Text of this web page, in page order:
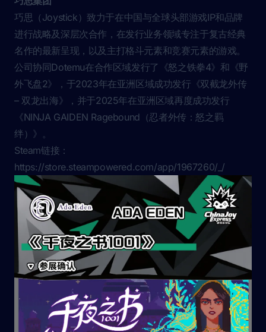
巧思（Joystick）致力于在中国与全球头部游戏IP和品牌
进行战略及深层次合作，在发行业务领域专注于复古经典
名作的最新呈现，以及主打格斗元素和竞赛元素的游戏。
公司协同Dotemu在合作区域发行了《怒之铁拳4》和《野
外飞盘2》，于2023年在亚洲区域成功发行《双截龙外传
– 双龙出海》，并于2025年在亚洲区域再度成功发行
《NINJA GAIDEN Ragebound（忍者外传：怒之羁
绊）》。
Steam链接：
https://store.steampowered.com/app/1967260/_/